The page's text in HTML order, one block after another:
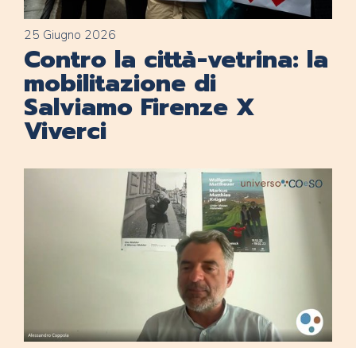
25 Giugno 2026
Contro la città-vetrina: la
mobilitazione di
Salviamo Firenze X
Viverci